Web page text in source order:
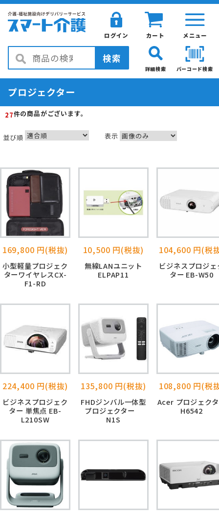
メニュー
カート
ログイン
検索
バーコード検索
詳細検索
プロジェクター
27件の商品がございます。
並び順 表示
169,800 円(税抜)
小型軽量プロジェク
ターワイヤレスCX-
F1-RD
10,500 円(税抜)
無線LANユニット
ELPAP11
104,600 円(税
ビジネスプロジェ
ター EB-W50
224,400 円(税抜)
ビジネスプロジェク
ター 単焦点 EB-
L210SW
135,800 円(税抜)
FHDジンバル一体型
プロジェクター
N1S
108,800 円(税
Acer プロジェク
H6542